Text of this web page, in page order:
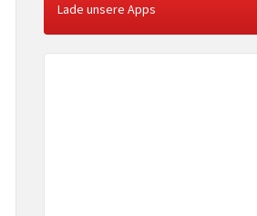
Lade unsere Apps